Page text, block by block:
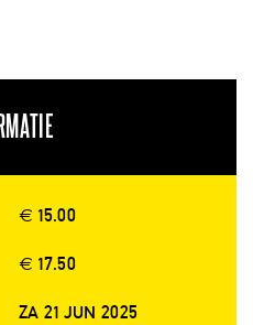
€ 15.00
€ 17.50
ZA 21 JUN 2025